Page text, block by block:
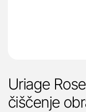
Uriage
čiščenje